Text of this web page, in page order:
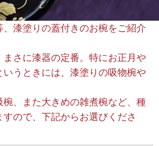
漆塗りの蓋付きのお椀をご紹介
さに漆器の定番。特にお正月や
うときには、漆塗りの吸物椀や
椀、また大きめの雑煮椀など、種
ので、下記からお選びくださ